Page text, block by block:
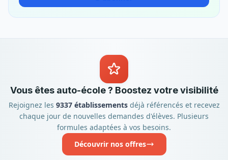
Vous êtes auto-école ? Boostez votre visibilité
Rejoignez les 9337 établissementsdéjà référencés et recevez
chaque jour de nouvelles demandes d'élèves. Plusieurs
formules adaptées à vos besoins.
Découvrir nos offres